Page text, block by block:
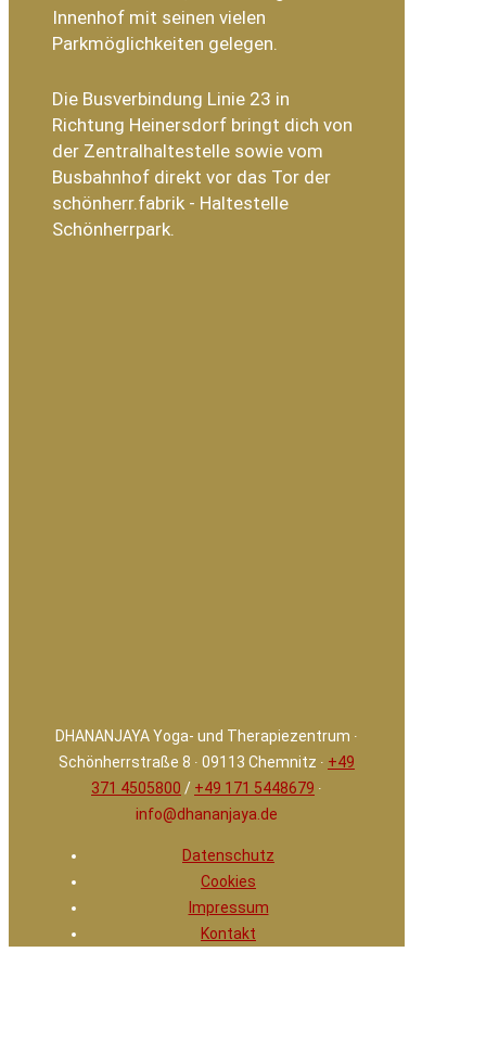
Innenhof mit seinen vielen
Parkmöglichkeiten gelegen.
Die Busverbindung Linie 23 in
Richtung Heinersdorf bringt dich von
der Zentralhaltestelle sowie vom
Busbahnhof direkt vor das Tor der
schönherr.fabrik - Haltestelle
Schönherrpark.
DHANANJAYA Yoga- und Therapiezentrum ∙
Schönherrstraße 8 ∙ 09113 Chemnitz ∙ +49
371 4505800 / +49 171 5448679 ∙
info@dhananjaya.de
Datenschutz
Cookies
Impressum
Kontakt